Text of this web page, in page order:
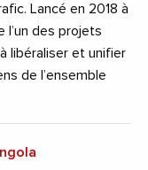
Lancé en 2018 à
l’un des projets
libéraliser et unifier
de l’ensemble